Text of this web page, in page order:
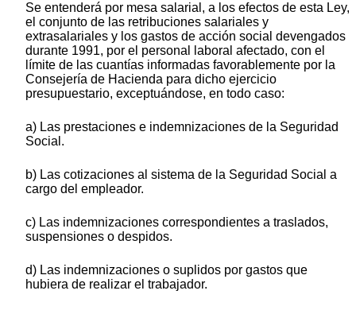
Se entenderá por mesa salarial, a los efectos de esta Ley,
el conjunto de las retribuciones salariales y
extrasalariales y los gastos de acción social devengados
durante 1991, por el personal laboral afectado, con el
límite de las cuantías informadas favorablemente por la
Consejería de Hacienda para dicho ejercicio
presupuestario, exceptuándose, en todo caso:
a) Las prestaciones e indemnizaciones de la Seguridad
Social.
b) Las cotizaciones al sistema de la Seguridad Social a
cargo del empleador.
c) Las indemnizaciones correspondientes a traslados,
suspensiones o despidos.
d) Las indemnizaciones o suplidos por gastos que
hubiera de realizar el trabajador.